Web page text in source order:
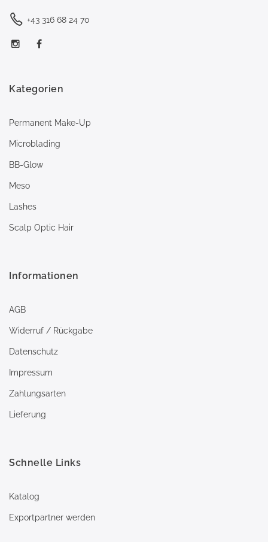
+43 316 68 24 70
Kategorien
Permanent Make-Up
Microblading
BB-Glow
Meso
Lashes
Scalp Optic Hair
Informationen
AGB
Widerruf / Rückgabe
Datenschutz
Impressum
Zahlungsarten
Lieferung
Schnelle Links
Katalog
Exportpartner werden